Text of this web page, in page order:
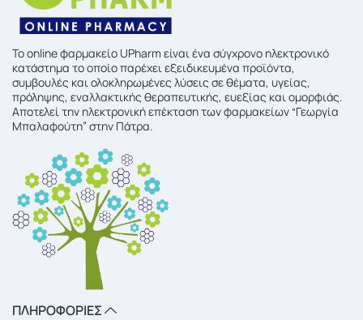
To online φαρμακείο UPharm είναι ένα σύγχρονο ηλεκτρονικό
κατάστημα το οποίο παρέχει εξειδικευμένα προϊόντα,
συμβουλές και ολοκληρωμένες λύσεις σε θέματα, υγείας,
πρόληψης, εναλλακτικής θεραπευτικής, ευεξίας και ομορφιάς.
Αποτελεί την ηλεκτρονική επέκταση των φαρμακείων “Γεωργία
Μπαλαφούτη” στην Πάτρα.
ΠΛΗΡΟΦΟΡΙΕΣ